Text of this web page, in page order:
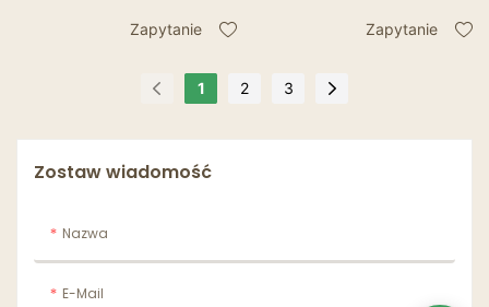
pakowania żywności
Zapytanie
wynos z brązowego
Jednorazowe pudełko
cateringu Bio Box1
Zapytanie
1 2 3
Zostaw wiadomość
Nazwa
E-Mail